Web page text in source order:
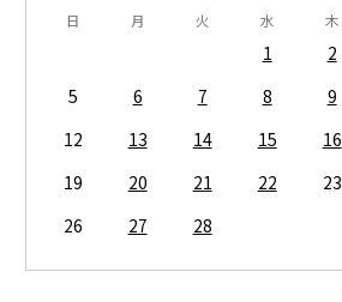
日 月 火 水 木
1 2
5
6 7 8 9
12
13 14 15 16
19
20 21 22 23
26
27 28